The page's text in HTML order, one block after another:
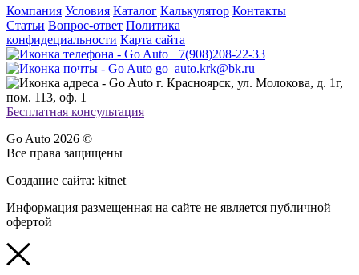
Компания Условия Каталог Калькулятор Контакты
Статьи Вопрос-ответ Политика
конфидециальности Карта сайта
+7(908)208-22-33
go_auto.krk@bk.ru
г. Красноярск, ул. Молокова, д. 1г,
пом. 113, оф. 1
Бесплатная консультация
Go Auto 2026 ©
Все права защищены
Создание сайта: kitnet
Информация размещенная на сайте не является публичной
офертой